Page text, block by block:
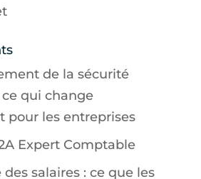
de la sécurité
ce qui change
pour les entreprises
Expert Comptable
salaires : ce que les